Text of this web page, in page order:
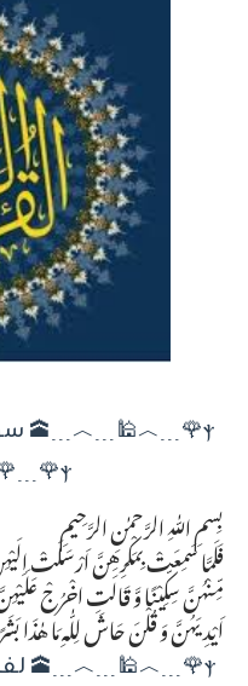
﹍🌹ⲯ🌹﹍︿🕌﹍☼
بِسمِ اللّٰہِ الرَّحمٰنِ الرَّحِیمِ
فَلَمَّا سَمِعَتْ بِمَكْرِهِنَّ اَرْسَلَتْ
اَیْدِیَهُنَّ وَ قُلْنَ حَاشَ لِلّٰهِ مَا هٰذَا بَشَرًا١ؕ اِنْ هٰذَاۤ اِلَّا مَلَكٌ